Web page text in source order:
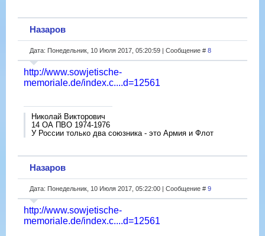
Назаров
Дата: Понедельник, 10 Июля 2017, 05:20:59 | Сообщение # 8
http://www.sowjetische-
memoriale.de/index.c....d=12561
Николай Викторович
14 ОА ПВО 1974-1976
У России только два союзника - это Армия и Флот
Назаров
Дата: Понедельник, 10 Июля 2017, 05:22:00 | Сообщение # 9
http://www.sowjetische-
memoriale.de/index.c....d=12561